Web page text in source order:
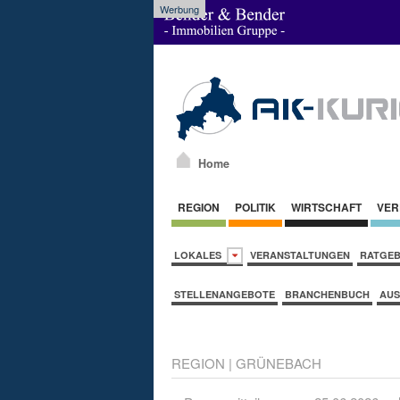
Werbung
Home
REGION POLITIK WIRTSCHAFT
LOKALES VERANSTALTUNGEN
STELLENANGEBOTE BRANCHENBUCH
REGION | GRÜNEBACH